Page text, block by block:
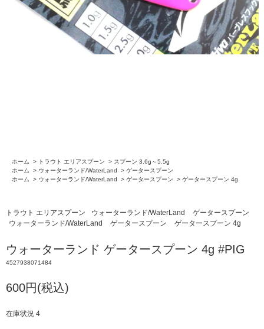
ホーム > トラウト エリアスプーン > スプーン 3.6g～5.5g
ホーム
> ウォーターランド/WaterLand > ゲータースプーン
ホーム
> ウォーターランド/WaterLand > ゲータースプーン > ゲータースプーン 4g
トラウト エリアスプーン ウォーターランド/WaterLand
ゲータースプーン
ウォーターランド/WaterLand
ゲータースプーン ゲータースプーン 4g
ウォーターランド ゲータースプーン 4g #PIG
4527938071484
600円(税込)
在庫状況 4